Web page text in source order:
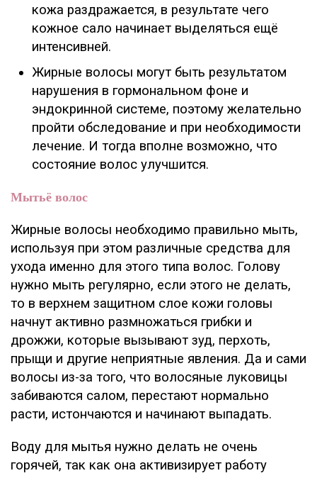
кожа раздражается, в результате чего
кожное сало начинает выделяться ещё
интенсивней.
Жирные волосы могут быть результатом
нарушения в гормональном фоне и
эндокринной системе, поэтому желательно
пройти обследование и при необходимости
лечение. И тогда вполне возможно, что
состояние волос улучшится.
Мытьё волос
Жирные волосы необходимо правильно мыть,
используя при этом различные средства для
ухода именно для этого типа волос. Голову
нужно мыть регулярно, если этого не делать,
то в верхнем защитном слое кожи головы
начнут активно размножаться грибки и
дрожжи, которые вызывают зуд, перхоть,
прыщи и другие неприятные явления. Да и сами
волосы из-за того, что волосяные луковицы
забиваются салом, перестают нормально
расти, истончаются и начинают выпадать.
Воду для мытья нужно делать не очень
горячей, так как она активизирует работу